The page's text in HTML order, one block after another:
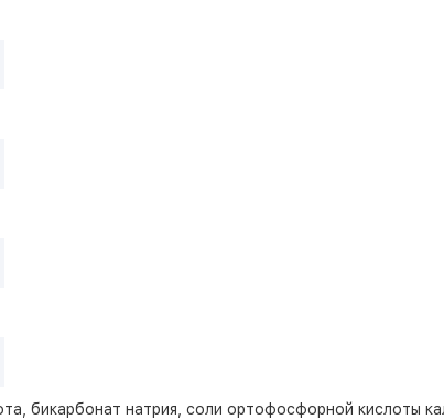
бикарбонат натрия, соли ортофосфорной кислоты